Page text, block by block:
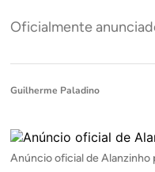
Oficialmente
Guilherme Paladino
Anúncio oficial de Alanzinho